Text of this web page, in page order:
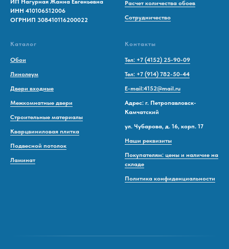
ИП Нагурная Жанна Евгеньевна
ИНН 410106512006
ОГРНИП 308410116200022
Расчет количества обоев
Сотрудничество
Каталог
Обои
Линолеум
Двери входные
Межкомнатные двери
Строительные материалы
Кварцвиниловая плитка
Подвесной потолок
Ламинат
Контакты
Тел: +7 (4152) 25-90-09
Тел: +7 (914) 782-50-44
E-mail:4152@mail.ru
Адрес: г. Петропавловск-
Камчатский
ул. Чубарова, д. 16, корп. 17
Наши реквизиты
Покупателям: цены и наличие на
складе
Политика конфиденциальности